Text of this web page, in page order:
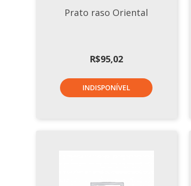
Prato raso Oriental
R$95,02
INDISPONÍVEL